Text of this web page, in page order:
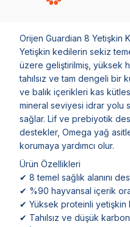
Orijen Guardian 8 Yetişkin
Yetişkin kedilerin sekiz
üzere geliştirilmiş, yüksek
tahılsız ve tam dengeli bir
ve balık içerikleri kas
mineral seviyesi idrar yolu
sağlar. Lif ve prebiyotik
destekler, Omega yağ
korumaya yardımcı olur.
Ürün Özellikleri
✔ 8 temel sağlık alanını
✔ %90 hayvansal içerik
✔ Yüksek proteinli yetişkin
✔ Tahılsız ve düşük